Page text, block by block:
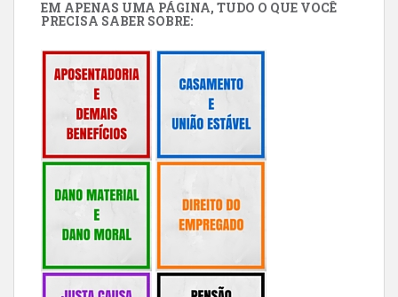
EM APENAS UMA PÁGINA, TUDO O QUE VOCÊ
PRECISA SABER SOBRE: